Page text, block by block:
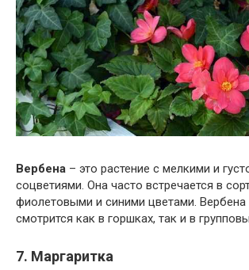
Вербена – это растение с мелкими и
соцветиями. Она часто встречается в
фиолетовыми и синими цветами. Вербена
смотрится как в горшках, так и в
7. Маргаритка